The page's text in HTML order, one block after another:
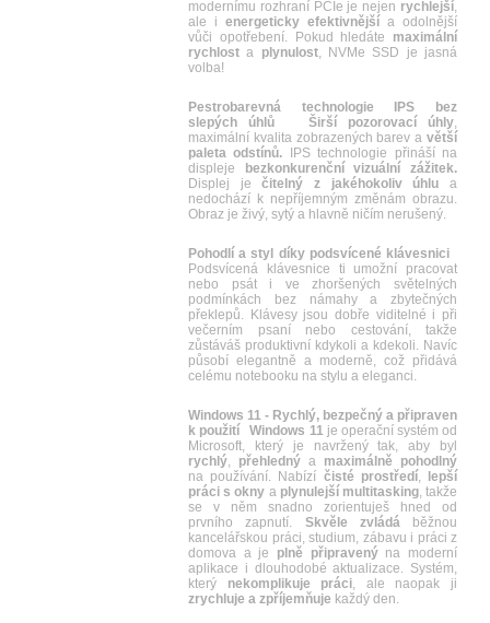
modernímu rozhraní PCIe je nejen rychlejší,
ale i energeticky efektivnější a odolnější
vůči opotřebení. Pokud hledáte maximální
rychlost a plynulost, NVMe SSD je jasná
volba!
Pestrobarevná technologie IPS bez
slepých úhlů
Širší pozorovací úhly,
maximální kvalita zobrazených barev a větší
paleta odstínů. IPS technologie přináší na
displeje
bezkonkurenční vizuální zážitek.
Displej ječitelný z jakéhokoliv úhlu a
nedochází k nepříjemným změnám obrazu.
Obraz je živý, sytý a hlavně ničím nerušený.
Pohodlí a styl díky podsvícené klávesnici
Podsvícená klávesnice ti umožní pracovat
nebo psát i ve zhoršených světelných
podmínkách bez námahy a zbytečných
překlepů. Klávesy jsou dobře viditelné i při
večerním psaní nebo cestování, takže
zůstáváš produktivní kdykoli a kdekoli. Navíc
působí elegantně a moderně, což přidává
celému notebooku na stylu a eleganci.
Windows 11 - Rychlý, bezpečný a připraven
k použití
Windows 11je operační systém od
Microsoft, který je navržený tak, aby byl
rychlý, přehledný a maximálně
pohodlný
na používání. Nabízí čisté prostředí,
lepší
práci s okny a plynulejší multitasking, takže
se v něm snadno zorientuješ hned od
prvního zapnutí. Skvěle zvládáběžnou
kancelářskou práci, studium, zábavu i práci z
domova a je plně připravenýna moderní
aplikace i dlouhodobé aktualizace. Systém,
který nekomplikuje práci, ale naopak ji
zrychluje a zpříjemňuje každý den.